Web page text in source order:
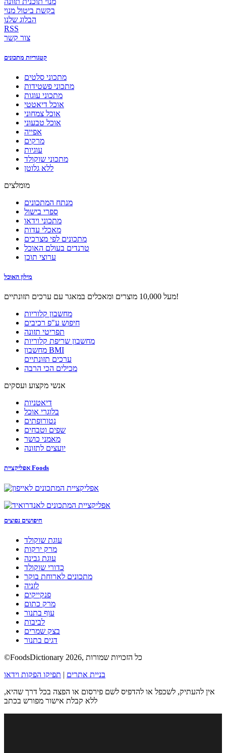
בקשת ביטול מנוי
הבלוג שלנו
RSS
צור קשר
קטגוריות מתכונים
מתכוני סלטים
מתכוני פשטידות
מתכוני עוגות
אוכל דיאטטי
אוכל צמחוני
אוכל טבעוני
אפייה
מרקים
עוגיות
מתכוני שוקולד
ללא גלוטן
מומלצים
מנתח המתכונים
ספרי בישול
מתכוני וידאו
מאכלי עדות
מתכונים לפי מצרכים
טרנדים בעולם האוכל
ערוצי תוכן
מילון האוכל
מעל 10,000 מוצרים ומאכלים במאגר עם ערכים תזונתיים!
מחשבון קלוריות
חיפוש ע"פ רכיבים
תפריטי תזונה
מחשבון שריפת קלוריות
מחשבון BMI
ערכים תזונתיים
מכילים הכי הרבה
אנשי מקצוע ועסקים
דיאטניות
בלוגרי אוכל
נטורופתים
שפים וטבחים
מאמני כושר
יועצים לתזונה
אפליקציית Foods
חיפושים נפוצים
עוגת שוקולד
מרק ירקות
עוגת גבינה
כדורי שוקולד
מתכונים לארוחת בוקר
לזניה
פנקייקים
מרק כתום
עוף בתנור
לביבות
בצק שמרים
דגים בתנור
©FoodsDictionary 2026, כל הזכויות שמורות
בניית אתרים | תפיקו הפקות וידאו
אין להעתיק, לשכפל או להדפיס לשם פירסום או הפצה בכל דרך שהיא,
ללא קבלת אישור מפורש בכתב